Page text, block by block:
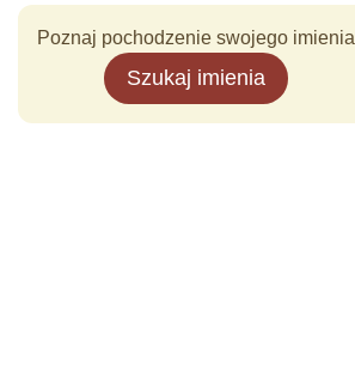
Poznaj pochodzenie swojego imienia
Szukaj imienia